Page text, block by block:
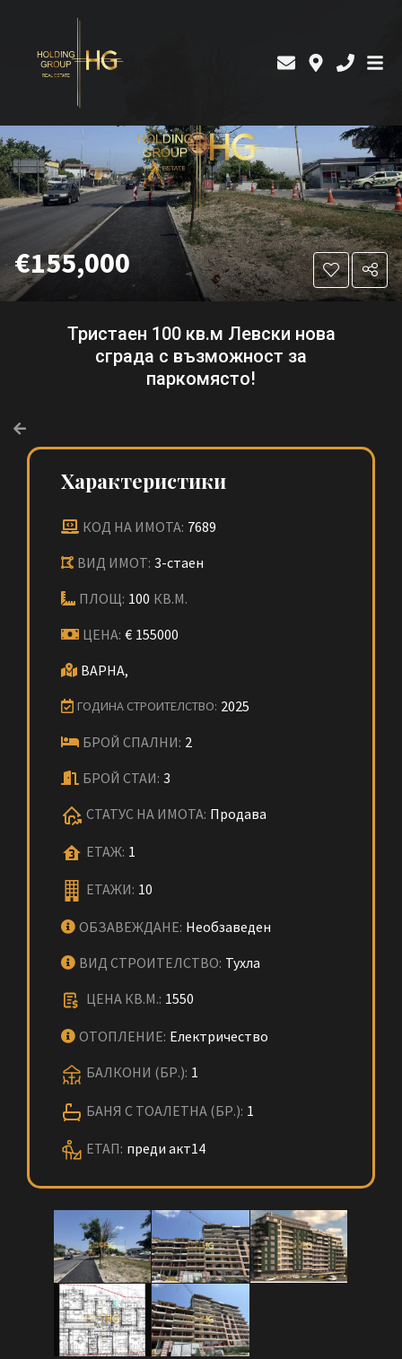
€155,000
Тристаен 100 кв.м Левски нова
сграда с възможност за
паркомясто!
Характеристики
КОД НА ИМОТА: 7689
ВИД ИМОТ: 3-стаен
ПЛОЩ: 100 КВ.М.
ЦЕНА: € 155000
ВАРНА,
ГОДИНА СТРОИТЕЛСТВО: 2025
БРОЙ СПАЛНИ: 2
БРОЙ СТАИ: 3
СТАТУС НА ИМОТА: Продава
ЕТАЖ: 1
ЕТАЖИ: 10
ОБЗАВЕЖДАНЕ: Необзаведен
ВИД СТРОИТЕЛСТВО: Тухла
ЦЕНА КВ.М.: 1550
ОТОПЛЕНИЕ: Електричество
БАЛКОНИ (БР.): 1
БАНЯ С ТОАЛЕТНА (БР.): 1
ЕТАП: преди акт14